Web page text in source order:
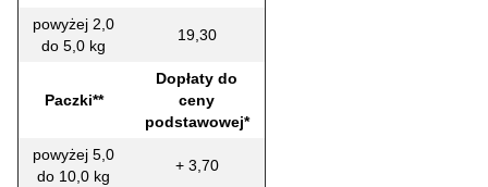
powyżej 2,0
do 5,0 kg
19,30
Paczki**
Dopłaty do
ceny
podstawowej*
powyżej 5,0
do 10,0 kg
+ 3,70